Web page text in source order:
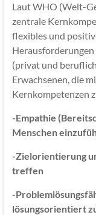
Laut WHO (Welt-
zentrale
flexibles und
(privat und
Erwachsenen, die
Kernkompetenzen
-Empathie
Menschen
-Zielorientierung
treffen
-
lösungsorientiert